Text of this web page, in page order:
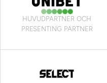
HUVUDPARTNER OCH
PRESENTING PARTNER